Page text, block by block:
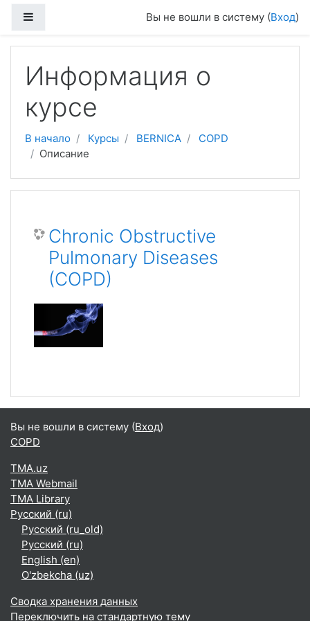
Вы не вошли в систему (Вход)
Информация о
курсе
В начало Курсы BERNICA
COPD
Описание
Chronic Obstructive
Pulmonary Diseases
(COPD)
Вы не вошли в систему (Вход)
COPD
TMA.uz
TMA Webmail
TMA Library
Русский ‎(ru)‎
Русский ‎(ru_old)‎
Русский ‎(ru)‎
English ‎(en)‎
O'zbekcha ‎(uz)‎
Сводка хранения данных
Переключить на стандартную тему